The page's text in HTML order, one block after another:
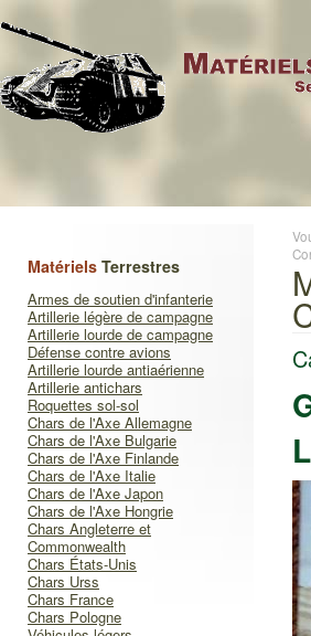
Matériels Terrestres
Armes de soutien d'infanterie
Artillerie légère de campagne
Artillerie lourde de campagne
Défense contre avions
Artillerie lourde antiaérienne
Artillerie antichars
Roquettes sol-sol
Chars de l'Axe Allemagne
Chars de l'Axe Bulgarie
Chars de l'Axe Finlande
Chars de l'Axe Italie
Chars de l'Axe Japon
Chars de l'Axe Hongrie
Chars Angleterre et
Commonwealth
Chars États-Unis
Chars Urss
Chars France
Chars Pologne